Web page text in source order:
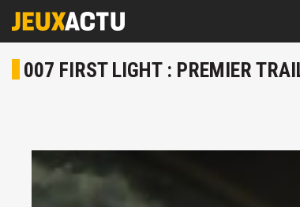
007 FIRST LIGHT : PREMIER